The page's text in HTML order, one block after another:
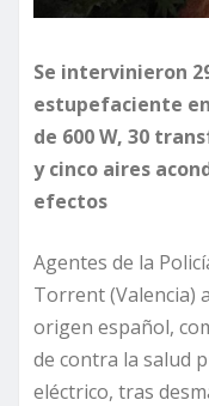
Se intervinieron
estupefaciente
de 600 W, 30
y cinco aires
efectos
Agentes de la
Torrent (Valencia)
origen español,
de contra la salud
eléctrico, tras